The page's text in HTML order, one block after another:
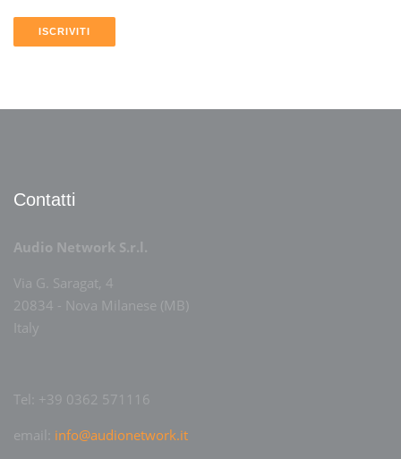
Contatti
Audio Network S.r.l.
Via G. Saragat, 4
20834 - Nova Milanese (MB)
Italy
Tel: +39 0362 571116
email: info@audionetwork.it